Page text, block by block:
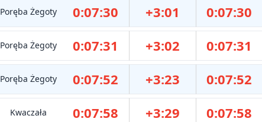
Poręba Żegoty 0:07:30 +3:01 0:07:30
Poręba Żegoty 0:07:31 +3:02 0:07:31
Poręba Żegoty 0:07:52 +3:23 0:07:52
Kwaczała 0:07:58 +3:29 0:07:58